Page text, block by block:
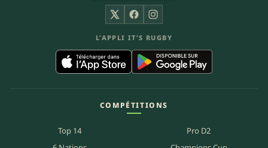
X FacebookInstagram
L’APPLI IT’S RUGBY
COMPÉTITIONS
Top 14
Pro D2